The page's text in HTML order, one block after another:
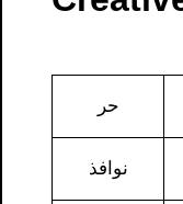
حر
نوافذ